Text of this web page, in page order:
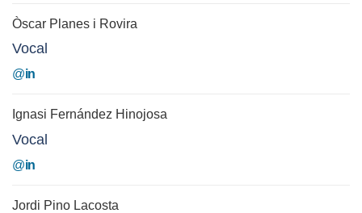
Òscar Planes i Rovira
Vocal
@in
Ignasi Fernández Hinojosa
Vocal
@in
Jordi Pino Lacosta